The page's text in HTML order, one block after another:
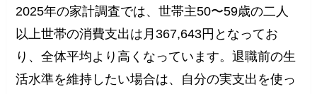
2025年の家計調査では、世帯主50〜59歳の二人
以上世帯の消費支出は月367,643円となってお
り、全体平均より高くなっています。退職前の生
活水準を維持したい場合は、自分の実支出を使っ